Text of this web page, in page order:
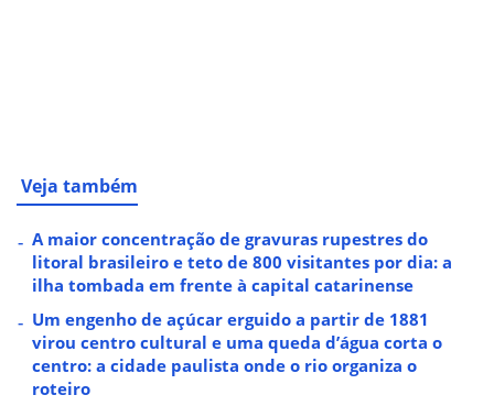
Veja também
A maior concentração de gravuras rupestres do
litoral brasileiro e teto de 800 visitantes por dia: a
ilha tombada em frente à capital catarinense
Um engenho de açúcar erguido a partir de 1881
virou centro cultural e uma queda d’água corta o
centro: a cidade paulista onde o rio organiza o
roteiro